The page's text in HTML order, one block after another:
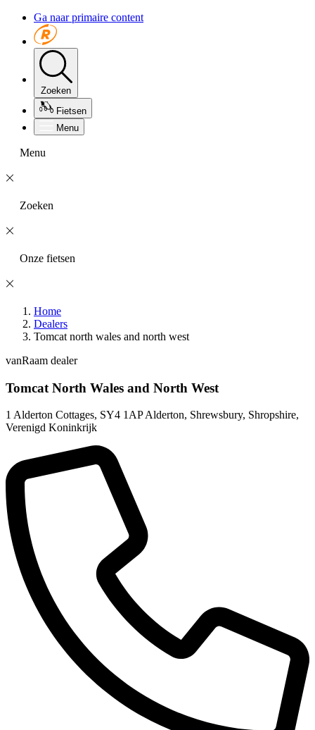
Ga naar primaire content
Zoeken
Fietsen
Menu
Menu
Zoeken
Onze fietsen
Home
Dealers
Tomcat north wales and north west
vanRaam dealer
Tomcat North Wales and North West
1 Alderton Cottages, SY4 1AP Alderton, Shrewsbury, Shropshire,
Verenigd Koninkrijk